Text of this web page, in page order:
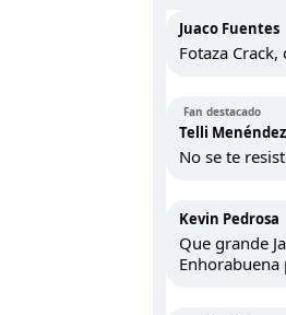
Juaco Fuentes
Fotaza
Fan destacado
Telli Menéndez
No se te
Kevin Pedrosa
Que grande